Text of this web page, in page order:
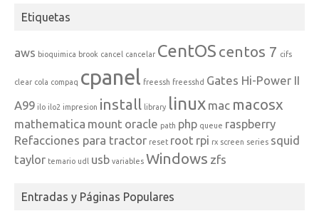
Etiquetas
aws bioquimica brook cancel cancelar CentOS centos 7 cifs
clear cola compaq cpanel freessh freesshd Gates Hi-Power II
A99 ilo ilo2 impresion install library linux mac macosx
mathematica mount oracle path php queue raspberry
Refacciones para tractor reset root rpi rx screen series squid
taylor temario udl usb variables Windows zfs
Entradas y Páginas Populares